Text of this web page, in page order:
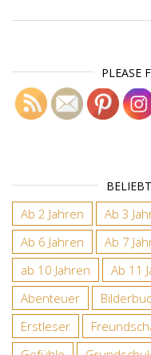
PLEASE
Ab 2 Jahren Ab 3
Ab 6 Jahren
Ab 7
ab 10 Jahren
Ab 11
Abenteuer
Erstleser